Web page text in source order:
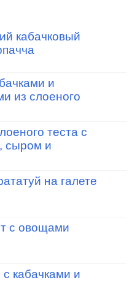
кабачковый
и
из слоеного
теста с
сыром и
на галете
с овощами
кабачками и